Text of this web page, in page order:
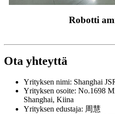
Robotti
Ota yhteyttä
Yrityksen nimi: Shanghai
Yrityksen osoite: No.1698
Shanghai, Kiina
Yrityksen edustaja: 周慧